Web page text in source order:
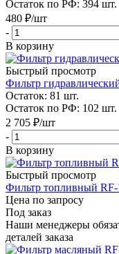
Остаток по РФ: 394 шт.
480 ₽/шт
-
В корзину
Быстрый просмотр
Фильтр
Остаток: 81 шт.
Остаток по РФ: 102 шт.
2 705 ₽/шт
-
В корзину
Быстрый просмотр
Фильтр топливный RF-
Цена по запросу
Под заказ
Наши менеджеры
деталей заказа